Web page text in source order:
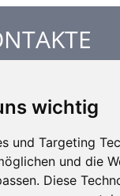
wichtig
und Targeting
und die
Diese
117/1/14
664 22 32 023